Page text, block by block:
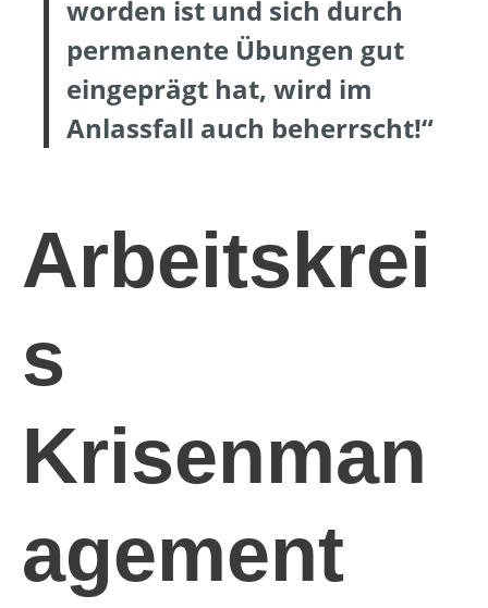
worden ist und sich durch
permanente Übungen gut
eingeprägt hat, wird im
Anlassfall auch beherrscht!“
Arbeitskrei
s
Krisenman
agement